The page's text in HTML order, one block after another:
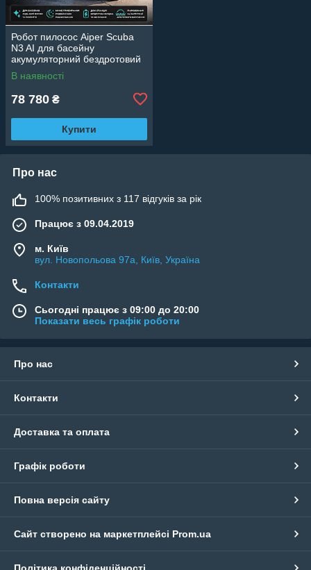
Робот пилосос Aiper Scuba
N3 AI для басейну
акумуляторний бездротовий
з док-станцією та керуванням
через застосунок
В наявності
78 780 ₴
Купити
Про нас
100% позитивних з 117 відгуків за рік
Працює з 09.04.2019
м. Київ
вул. Новопольова 97а, Київ, Україна
Контакти
Сьогодні працює з 09:00 до 20:00
Показати весь графік роботи
Про нас
Контакти
Доставка та оплата
Графік роботи
Повна версія сайту
Сайт створено на маркетплейсі Prom.ua